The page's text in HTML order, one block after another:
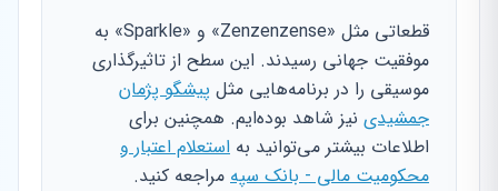
قطعاتی مثل «Zenzenzense» و «Sparkle» به
موفقیت جهانی رسیدند. این سطح از تاثیرگذاری
موسیقی را در برنامه‌هایی مثل پیشگو پژمان
جمشیدی نیز شاهد بوده‌ایم. همچنین برای
اطلاعات بیشتر می‌توانید به استعلام اعتبار و
محکومیت مالی - بانک سپه مراجعه کنید.